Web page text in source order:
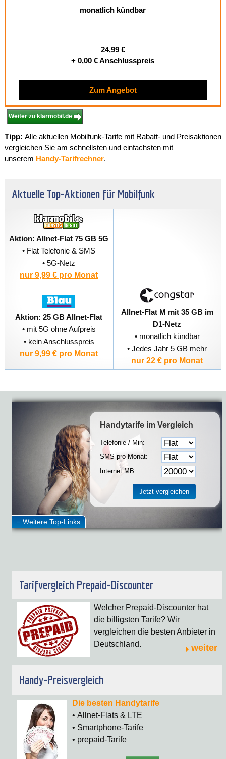
monatlich kündbar
24,99 €
+ 0,00 € Anschlusspreis
Zum Angebot
Weiter zu klarmobil.de
Tipp: Alle aktuellen Mobilfunk-Tarife mit Rabatt- und Preisaktionen
vergleichen Sie am schnellsten und einfachsten mit
unserem Handy-Tarifrechner.
Aktuelle Top-Aktionen für Mobilfunk
Aktion: Allnet-Flat 75 GB 5G
• Flat Telefonie & SMS
• 5G-Netz
nur 9,99 € pro Monat
Aktion: 25 GB Allnet-Flat
• mit 5G ohne Aufpreis
• kein Anschlusspreis
nur 9,99 € pro Monat
Allnet-Flat M mit 35 GB im
D1-Netz
• monatlich kündbar
• Jedes Jahr 5 GB mehr
nur 22 € pro Monat
Handytarife im Vergleich
Telefonie / Min:
SMS pro Monat:
Internet MB:
Tarifvergleich Prepaid-Discounter
Welcher Prepaid-Discounter hat
die billigsten Tarife? Wir
vergleichen die besten Anbieter in
Deutschland.
weiter
Handy-Preisvergleich
Die besten Handytarife
• Allnet-Flats & LTE
• Smartphone-Tarife
• prepaid-Tarife